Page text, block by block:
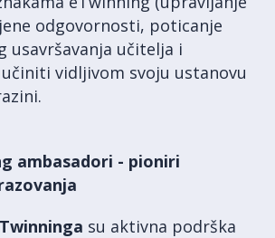
odgovornosti, poticanje
usavršavanja učitelja i
vidljivom svoju ustanovu
ambasadori - pioniri
su aktivna podrška